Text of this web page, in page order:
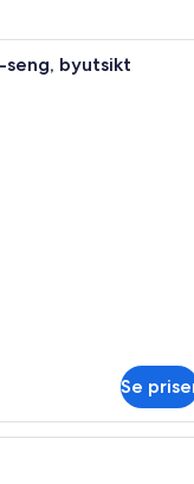
– standard, 1
seng, byutsikt
Se